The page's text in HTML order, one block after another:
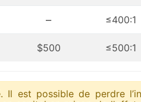
– ≤400:1
$500 ≤500:1
est possible de perdre